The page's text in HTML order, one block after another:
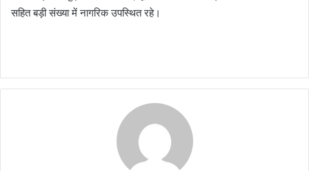
सहित बड़ी संख्या में नागरिक उपस्थित रहे।